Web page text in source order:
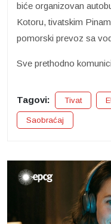
biće organizovan
Kotoru, tivatskim
pomorski prevoz sa
Sve prethodno
Tagovi: Tivat
Saobraćaj